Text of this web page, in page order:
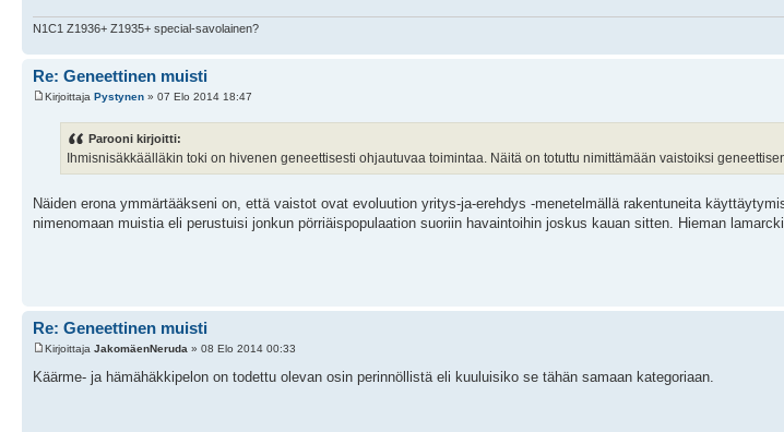
N1C1 Z1936+ Z1935+ special-savolainen?
Re: Geneettinen muisti
Kirjoittaja Pystynen » 07 Elo 2014 18:47
Parooni kirjoitti:
Ihmisnisäkkäälläkin toki on hivenen geneettisesti ohjautuvaa toimintaa. Näitä on totuttu nimittämään vaistoiksi
Näiden erona ymmärtääkseni on, että vaistot ovat evoluution yritys-ja-erehdys -menetelmällä rakentuneita
nimenomaan muistia eli perustuisi jonkun pörriäispopulaation suoriin havaintoihin joskus kauan sitten. Hieman
Re: Geneettinen muisti
Kirjoittaja JakomäenNeruda » 08 Elo 2014 00:33
Käärme- ja hämähäkkipelon on todettu olevan osin perinnöllistä eli kuuluisiko se tähän samaan kategoriaan.